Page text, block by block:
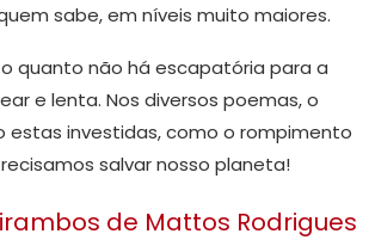
sabe, em níveis muito maiores.
quanto não há escapatória para a
e lenta. Nos diversos poemas, o
investidas, como o rompimento
salvar nosso planeta!
de Mattos Rodrigues